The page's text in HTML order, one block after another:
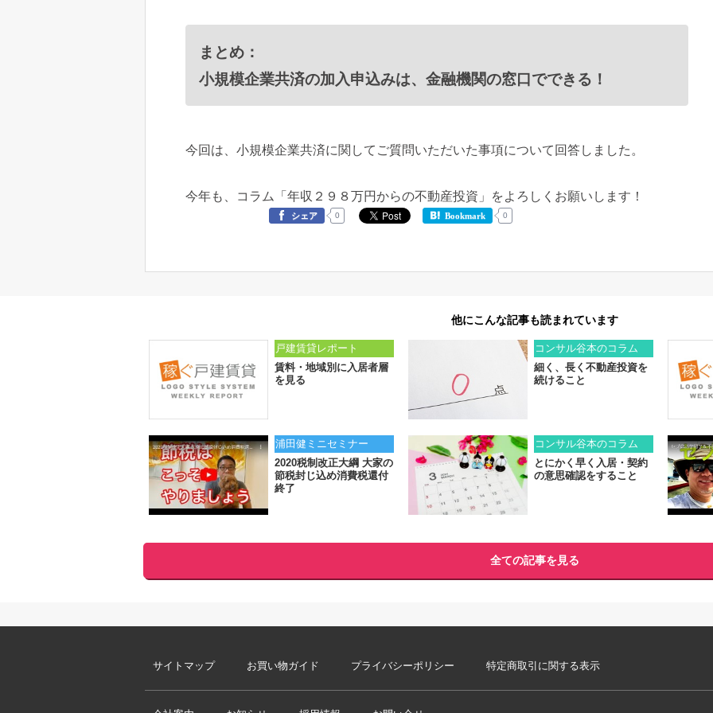
まとめ：
小規模企業共済の加入申込みは、金融機関の窓口でできる！
今回は、小規模企業共済に関してご質問いただいた事項について回答しました。
今年も、コラム「年収２９８万円からの不動産投資」をよろしくお願いします！
シェア 0 Bookmark 0
他にこんな記事も読まれています
戸建賃貸レポート
賃料・地域別に入居者層
を見る
コンサル谷本のコラム
細く、長く不動産投資を
続けること
浦田健ミニセミナー
2020税制改正大綱 大家の
節税封じ込め消費税還付
終了
コンサル谷本のコラム
とにかく早く入居・契約
の意思確認をすること
全ての記事を見る
サイトマップ お買い物ガイド プライバシーポリシー 特定商取引に関する表示